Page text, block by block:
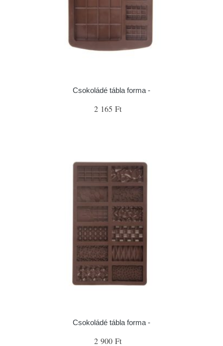
Csokoládé tábla forma -
2 165 Ft
Csokoládé tábla forma -
2 900 Ft